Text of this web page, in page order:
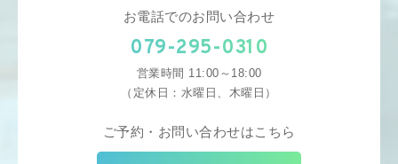
お電話でのお問い合わせ
079-295-0310
営業時間 11:00～18:00
（定休日：水曜日、木曜日）
ご予約・お問い合わせはこちら